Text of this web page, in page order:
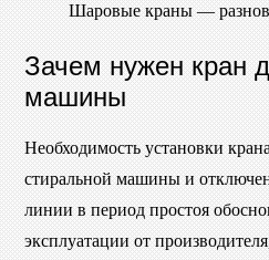
Шаровые краны —
Зачем нужен кран
машины
Необходимость установки
стиральной машины и
линии в период простоя
эксплуатации от